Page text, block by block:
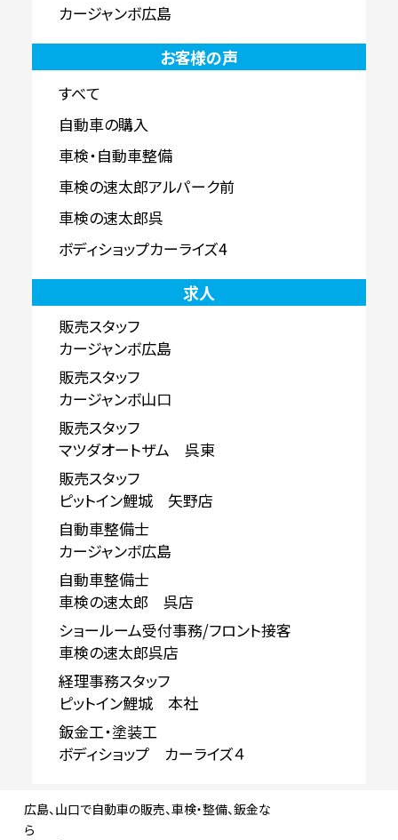
カージャンボ広島
お客様の声
すべて
自動車の購入
車検・自動車整備
車検の速太郎アルパーク前
車検の速太郎呉
ボディショップカーライズ4
求人
販売スタッフ
カージャンボ広島
販売スタッフ
カージャンボ山口
販売スタッフ
マツダオートザム 呉東
販売スタッフ
ピットイン鯉城 矢野店
自動車整備士
カージャンボ広島
自動車整備士
車検の速太郎 呉店
ショールーム受付事務/フロント接客
車検の速太郎呉店
経理事務スタッフ
ピットイン鯉城 本社
鈑金工・塗装工
ボディショップ カーライズ４
広島、山口で自動車の販売、車検・整備、鈑金な
ら